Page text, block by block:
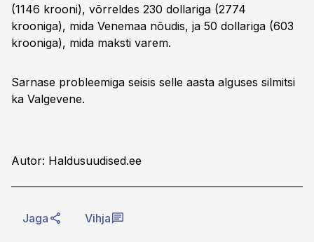
(1146 krooni), võrreldes 230 dollariga (2774
krooniga), mida Venemaa nõudis, ja 50 dollariga (603
krooniga), mida maksti varem.
Sarnase probleemiga seisis selle aasta alguses silmitsi
ka Valgevene.
Autor: Haldusuudised.ee
Jaga Vihja